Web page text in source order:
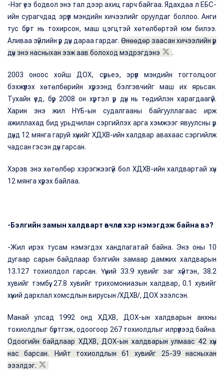
-Нэг үеэ бодвол энэ тал дээр ахиц гарч байгаа. Ядахдаа л ЕБС-
ийн сурагчдад эрүүл мэндийн хичээлийг оруулдаг боллоо. Анги
тус бүрт нь тохирсон, маш цэгцтэй хөтөлбөртэй юм билээ.
Аливаа зүйлийн үр дүн дараа гардаг. Өнөөдөр заасан хичээлийн үр
дүн энэ насныхан ээж аав болоход мэдрэгдэнэ
.
2003 оноос хойш ДОХ, сүрьеэ, эрүүл мэндийн тогтолцоог
бэхжүүлэх хөтөлбөрийн хүрээнд бэлгэвчийг маш их ярьсан.
Тухайн үед, бүр 2008 он хүртэл үр дүн нь төдийлэн харагдаагүй.
Харин энэ жил НҮБ-ын судалгааны байгууллагаас ирж
ажиллахад бид урьдчилан сэргийлэх арга хэмжээг явуулсны үр
дүнд 12 мянга гаруй хүнийг ХДХВ-ийн халдвар авахаас сэргийлж
чадсан гэсэн дүн гарсан.
Хэрэв энэ хөтөлбөр хэрэгжээгүй бол ХДХВ-ийн халдвартай хүн
12 мянга хүрэх байлаа.
-Бэлгийн замын халдварт өвчлөл хэр нэмэгдэж байна вэ?
-Жил ирэх тусам нэмэгдэх хандлагатай байна. Энэ оны 10
дугаар сарын байдлаар бэлгийн замаар дамжих халдварын
13.127 тохиолдол гарсан. Үүний 33.9 хувийг заг хүйтэн, 38.2
хувийг тэмбүү, 27.8 хувийг трихомониазын халдвар, 0.1 хувийг
хүний дархлал хомсдлын вирусын /ХДХВ/, ДОХ эзэлсэн.
Манай улсад 1992 онд ХДХВ, ДОХ-ын халдварын анхны
тохиолдлыг бүртгэж, одоогоор 267 тохиолдлыг илрүүлээд байна.
Одоогийн байдлаар ХДХВ, ДОХ-ын халдварын улмаас 42 хүн
нас барсан. Нийт тохиолдлын 61 хувийг 25-39 насныхан
эзэлдэг.